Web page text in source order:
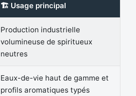
🏗️ Usage principal
Production industrielle
volumineuse de spiritueux
neutres
Eaux-de-vie haut de gamme et
profils aromatiques typés